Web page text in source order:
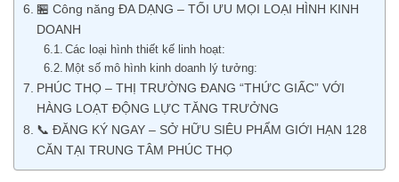
🏪 Công năng ĐA DẠNG – TỐI ƯU MỌI LOẠI HÌNH KINH
DOANH
Các loại hình thiết kế linh hoạt:
Một số mô hình kinh doanh lý tưởng:
PHÚC THỌ – THỊ TRƯỜNG ĐANG “THỨC GIẤC” VỚI
HÀNG LOẠT ĐỘNG LỰC TĂNG TRƯỞNG
📞 ĐĂNG KÝ NGAY – SỞ HỮU SIÊU PHẨM GIỚI HẠN 128
CĂN TẠI TRUNG TÂM PHÚC THỌ